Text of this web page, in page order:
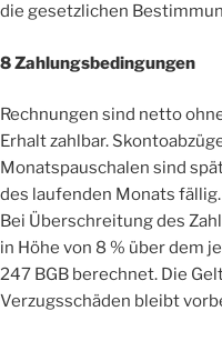
die gesetzlichen
8 Zahlungsbedingungen
Rechnungen sind netto
Erhalt zahlbar.
Monatspauschalen sind
des laufenden Monats fällig.
Bei Überschreitung des
in Höhe von 8 % über dem
247 BGB berechnet. Die
Verzugsschäden bleibt